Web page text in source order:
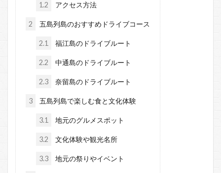
1.2 アクセス方法
2 五島列島のおすすめドライブコース
2.1 福江島のドライブルート
2.2 中通島のドライブルート
2.3 奈留島のドライブルート
3 五島列島で楽しむ食と文化体験
3.1 地元のグルメスポット
3.2 文化体験や観光名所
3.3 地元の祭りやイベント